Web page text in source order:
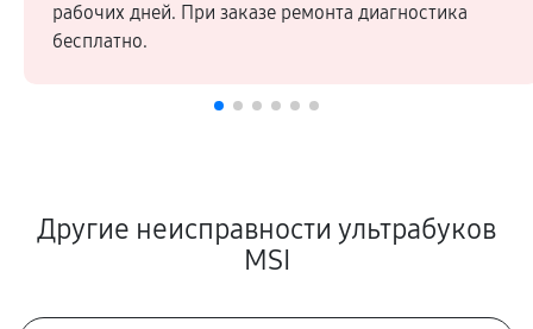
рабочих дней. При заказе ремонта диагностика
бесплатно.
Другие неисправности ультрабуков
MSI